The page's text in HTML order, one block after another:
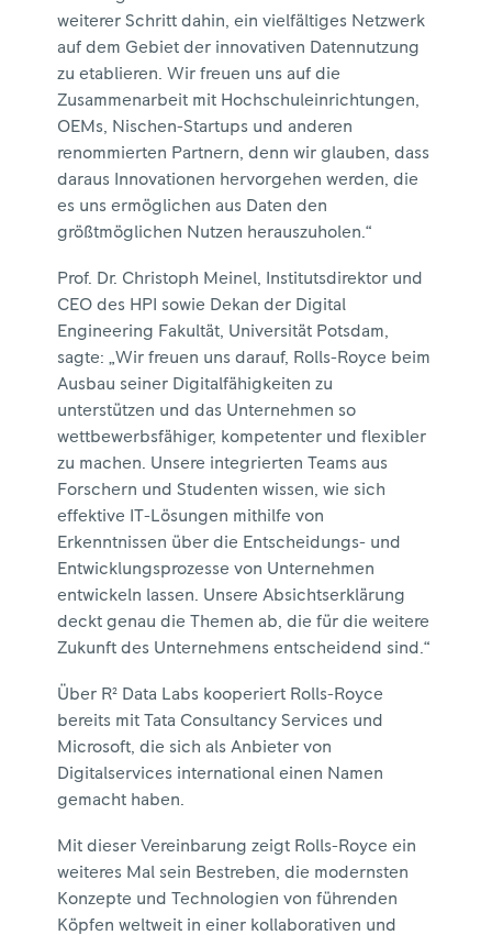
weiterer Schritt dahin, ein vielfältiges Netzwerk
auf dem Gebiet der innovativen Datennutzung
zu etablieren. Wir freuen uns auf die
Zusammenarbeit mit Hochschuleinrichtungen,
OEMs, Nischen-Startups und anderen
renommierten Partnern, denn wir glauben, dass
daraus Innovationen hervorgehen werden, die
es uns ermöglichen aus Daten den
größtmöglichen Nutzen herauszuholen.“
Prof. Dr. Christoph Meinel, Institutsdirektor und
CEO des HPI sowie Dekan der Digital
Engineering Fakultät, Universität Potsdam,
sagte: „Wir freuen uns darauf, Rolls-Royce beim
Ausbau seiner Digitalfähigkeiten zu
unterstützen und das Unternehmen so
wettbewerbsfähiger, kompetenter und flexibler
zu machen. Unsere integrierten Teams aus
Forschern und Studenten wissen, wie sich
effektive IT-Lösungen mithilfe von
Erkenntnissen über die Entscheidungs- und
Entwicklungsprozesse von Unternehmen
entwickeln lassen. Unsere Absichtserklärung
deckt genau die Themen ab, die für die weitere
Zukunft des Unternehmens entscheidend sind.“
Über R² Data Labs kooperiert Rolls-Royce
bereits mit Tata Consultancy Services und
Microsoft, die sich als Anbieter von
Digitalservices international einen Namen
gemacht haben.
Mit dieser Vereinbarung zeigt Rolls-Royce ein
weiteres Mal sein Bestreben, die modernsten
Konzepte und Technologien von führenden
Köpfen weltweit in einer kollaborativen und